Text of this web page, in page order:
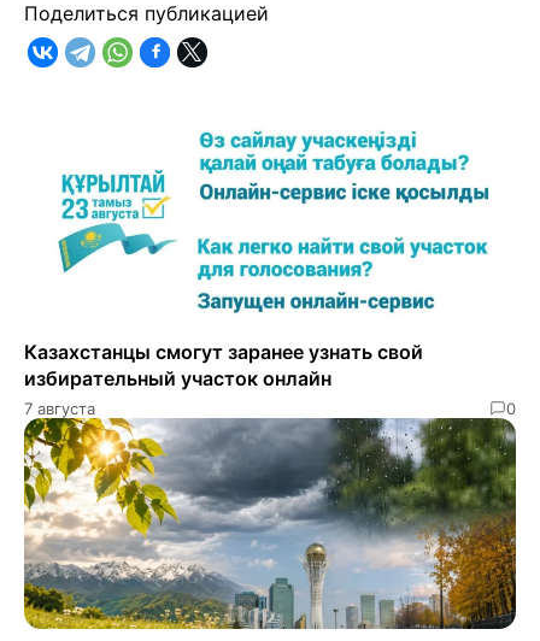
Поделиться публикацией
Казахстанцы смогут заранее узнать свой
избирательный участок онлайн
7 августа 0